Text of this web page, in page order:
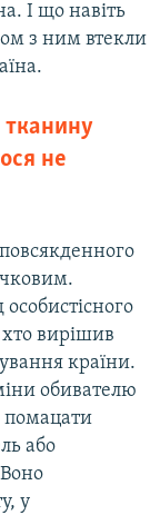
І що навіть
з ним втекли
не
хто вирішив
країни.
обивателю
помацати
або
у